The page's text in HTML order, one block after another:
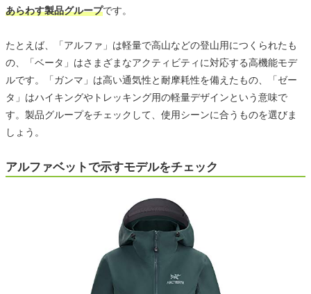
あらわす製品グループです。
たとえば、「アルファ」は軽量で高山などの登山用につくられたも
の、「ベータ」はさまざまなアクティビティに対応する高機能モデ
ルです。「ガンマ」は高い通気性と耐摩耗性を備えたもの、「ゼー
タ」はハイキングやトレッキング用の軽量デザインという意味で
す。製品グループをチェックして、使用シーンに合うものを選びま
しょう。
アルファベットで示すモデルをチェック